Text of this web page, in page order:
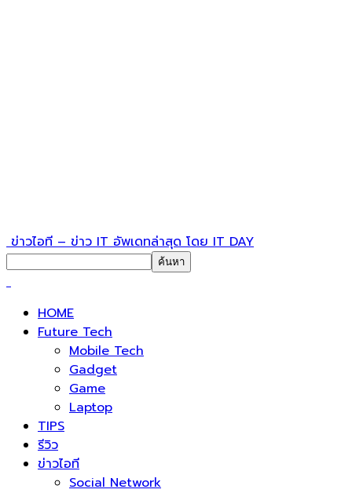
ข่าวไอที – ข่าว IT อัพเดทล่าสุด โดย IT DAY
HOME
Future Tech
Mobile Tech
Gadget
Game
Laptop
TIPS
รีวิว
ข่าวไอที
Social Network